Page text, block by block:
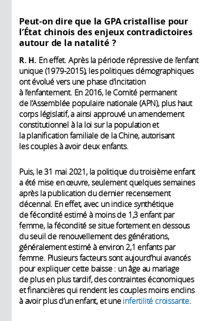
Peut-on dire que la GPA cristallise pour
l’État chinois des enjeux contradictoires
autour de la natalité ?
R. H. En effet. Après la période répressive de l’enfant
unique (1979-2015), les politiques démographiques
ont évolué vers une phase d’incitation
à l’enfantement. En 2016, le Comité permanent
de l’Assemblée populaire nationale (APN), plus haut
corps législatif, a ainsi approuvé un amendement
constitutionnel à la loi sur la population et
la planification familiale de la Chine, autorisant
les couples à avoir deux enfants.
Puis, le 31 mai 2021, la politique du troisième enfant
a été mise en œuvre, seulement quelques semaines
après la publication du dernier recensement
décennal. En effet, avec un indice synthétique
de fécondité estimé à moins de 1,3 enfant par
femme, la fécondité se situe fortement en dessous
du seuil de renouvellement des générations,
généralement estimé à environ 2,1 enfants par
femme. Plusieurs facteurs sont aujourd’hui avancés
pour expliquer cette baisse : un âge au mariage
de plus en plus tardif, des contraintes économiques
et financières qui rendent les couples moins enclins
à avoir plus d’un enfant, et uneinfertilité croissante.